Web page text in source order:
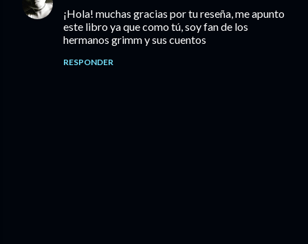
¡Hola! muchas gracias por tu reseña, me apunto
este libro ya que como tú, soy fan de los
hermanos grimm y sus cuentos
RESPONDER